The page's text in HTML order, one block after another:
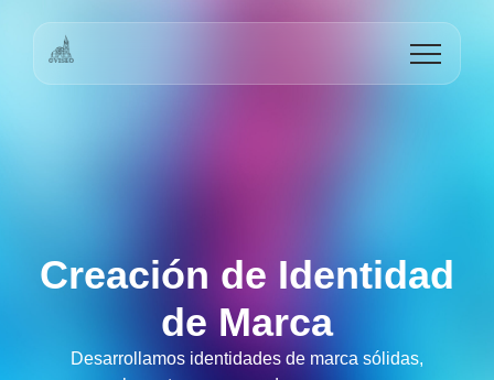
Creación de Identidad
de Marca
Desarrollamos identidades de marca sólidas,